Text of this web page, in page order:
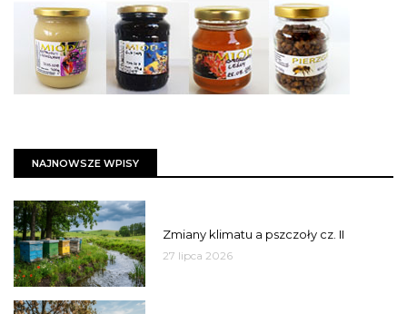
NAJNOWSZE WPISY
Zmiany klimatu a pszczoły cz. II
27 lipca 2026